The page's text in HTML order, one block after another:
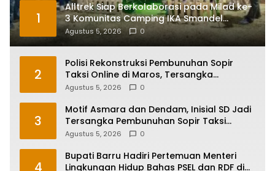
1
Alltrek Siap Berkolaborasi pada Milad ke-
3 Komunitas Camping IKA Smandel
Makassar di Malino
Agustus 5, 2026 0
2
Polisi Rekonstruksi Pembunuhan Sopir
Taksi Online di Maros, Tersangka
Peragakan 24 Adegan
Agustus 5, 2026 0
3
Motif Asmara dan Dendam, Inisial SD Jadi
Tersangka Pembunuhan Sopir Taksi
Online di Maros
Agustus 5, 2026 0
4
Bupati Barru Hadiri Pertemuan Menteri
Lingkungan Hidup Bahas PSEL dan RDF di